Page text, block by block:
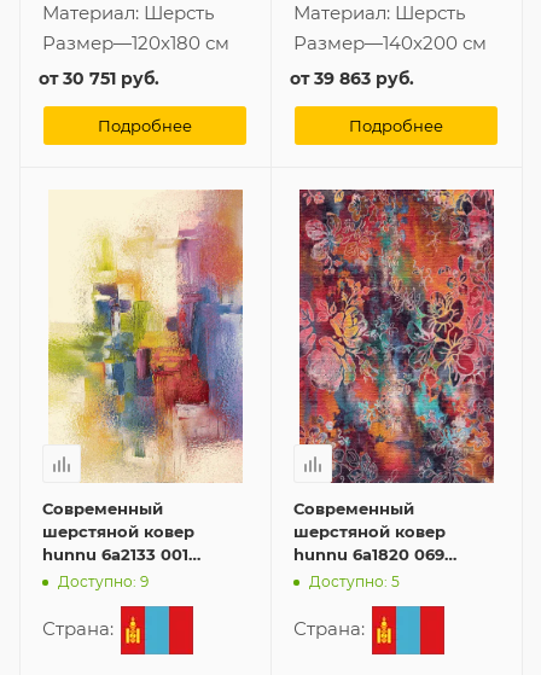
Материал: Шерсть
Размер—120x180 см
от30 751 руб.
Подробнее
Материал: Шерсть
Размер—140x200 см
от39 863 руб.
Подробнее
Современный
шерстяной ковер
hunnu 6a2133 001
120x180 см
Доступно: 9
Страна:
Современный
шерстяной ковер
hunnu 6a1820 069
160x230 см
Доступно: 5
Страна: